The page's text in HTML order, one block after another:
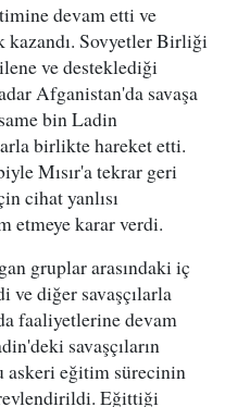
devam etti ve
kazandı. Sovyetler Birliği
ve desteklediği
Afganistan'da savaşa
bin Ladin
birlikte hareket etti.
Mısır'a tekrar geri
cihat yanlısı
etmeye karar verdi.
gruplar arasındaki iç
ve diğer savaşçılarla
faaliyetlerine devam
savaşçıların
askeri eğitim sürecinin
Eğittiği